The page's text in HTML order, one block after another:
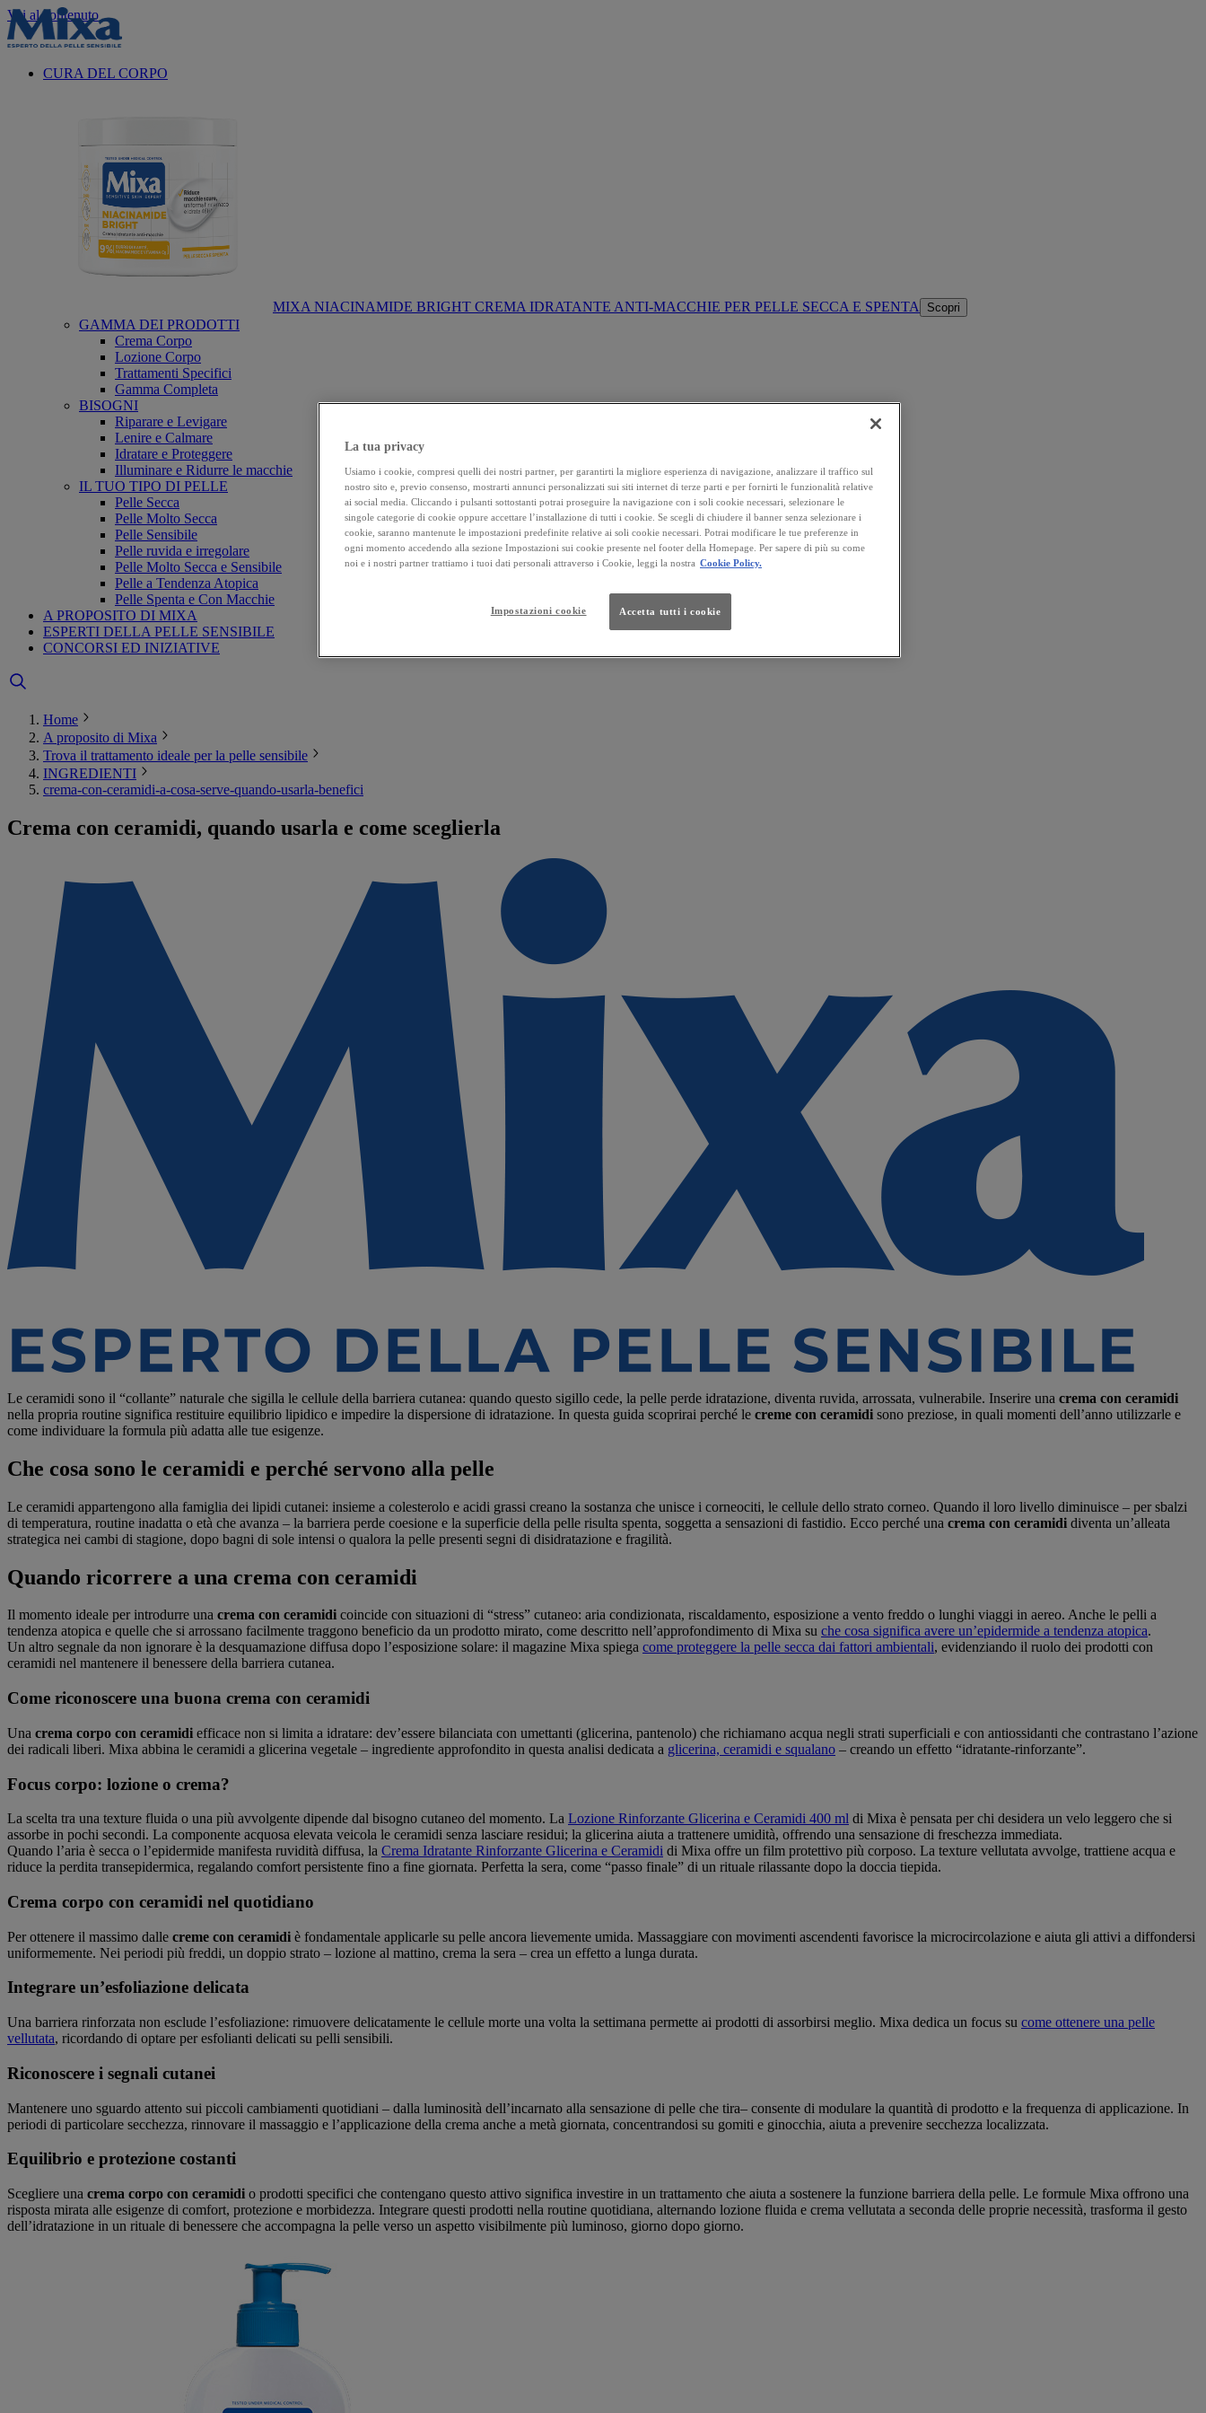
Vai al contenuto
CURA DEL CORPO
MIXA NIACINAMIDE BRIGHT CREMA IDRATANTE ANTI-MACCHIE PER PELLE SECCA E SPENTA Scopri
GAMMA DEI PRODOTTI
Crema Corpo
Lozione Corpo
Trattamenti Specifici
Gamma Completa
BISOGNI
Riparare e Levigare
Lenire e Calmare
Idratare e Proteggere
Illuminare e Ridurre le macchie
IL TUO TIPO DI PELLE
Pelle Secca
Pelle Molto Secca
Pelle Sensibile
Pelle ruvida e irregolare
Pelle Molto Secca e Sensibile
Pelle a Tendenza Atopica
Pelle Spenta e Con Macchie
A PROPOSITO DI MIXA
ESPERTI DELLA PELLE SENSIBILE
CONCORSI ED INIZIATIVE
Home
A proposito di Mixa
Trova il trattamento ideale per la pelle sensibile
INGREDIENTI
crema-con-ceramidi-a-cosa-serve-quando-usarla-benefici
Crema con ceramidi, quando usarla e come sceglierla
Le ceramidi sono il “collante” naturale che sigilla le cellule della barriera cutanea: quando questo sigillo cede, la pelle perde idratazione, diventa ruvida, arrossata, vulnerabile. Inserire una crema con ceramidi
nella propria routine significa restituire equilibrio lipidico e impedire la dispersione di idratazione. In questa guida scoprirai perché le creme con ceramidi sono preziose, in quali momenti dell’anno utilizzarle e
come individuare la formula più adatta alle tue esigenze.
Che cosa sono le ceramidi e perché servono alla pelle
Le ceramidi appartengono alla famiglia dei lipidi cutanei: insieme a colesterolo e acidi grassi creano la sostanza che unisce i corneociti, le cellule dello strato corneo. Quando il loro livello diminuisce – per sbalzi
di temperatura, routine inadatta o età che avanza – la barriera perde coesione e la superficie della pelle risulta spenta, soggetta a sensazioni di fastidio. Ecco perché una crema con ceramidi diventa un’alleata
strategica nei cambi di stagione, dopo bagni di sole intensi o qualora la pelle presenti segni di disidratazione e fragilità.
Quando ricorrere a una crema con ceramidi
Il momento ideale per introdurre una crema con ceramidi coincide con situazioni di “stress” cutaneo: aria condizionata, riscaldamento, esposizione a vento freddo o lunghi viaggi in aereo. Anche le pelli a
tendenza atopica e quelle che si arrossano facilmente traggono beneficio da un prodotto mirato, come descritto nell’approfondimento di Mixa su che cosa significa avere un’epidermide a tendenza atopica.
Un altro segnale da non ignorare è la desquamazione diffusa dopo l’esposizione solare: il magazine Mixa spiega come proteggere la pelle secca dai fattori ambientali, evidenziando il ruolo dei prodotti con
ceramidi nel mantenere il benessere della barriera cutanea.
Come riconoscere una buona crema con ceramidi
Una crema corpo con ceramidi efficace non si limita a idratare: dev’essere bilanciata con umettanti (glicerina, pantenolo) che richiamano acqua negli strati superficiali e con antiossidanti che contrastano l’azione
dei radicali liberi. Mixa abbina le ceramidi a glicerina vegetale – ingrediente approfondito in questa analisi dedicata a glicerina, ceramidi e squalano – creando un effetto “idratante-rinforzante”.
Focus corpo: lozione o crema?
La scelta tra una texture fluida o una più avvolgente dipende dal bisogno cutaneo del momento. La Lozione Rinforzante Glicerina e Ceramidi 400 ml di Mixa è pensata per chi desidera un velo leggero che si
assorbe in pochi secondi. La componente acquosa elevata veicola le ceramidi senza lasciare residui; la glicerina aiuta a trattenere umidità, offrendo una sensazione di freschezza immediata.
Quando l’aria è secca o l’epidermide manifesta ruvidità diffusa, la Crema Idratante Rinforzante Glicerina e Ceramidi di Mixa offre un film protettivo più corposo. La texture vellutata avvolge, trattiene acqua e
riduce la perdita transepidermica, regalando comfort persistente fino a fine giornata. Perfetta la sera, come “passo finale” di un rituale rilassante dopo la doccia tiepida.
Crema corpo con ceramidi nel quotidiano
Per ottenere il massimo dalle creme con ceramidi è fondamentale applicarle su pelle ancora lievemente umida. Massaggiare con movimenti ascendenti favorisce la microcircolazione e aiuta gli attivi a diffondersi
uniformemente. Nei periodi più freddi, un doppio strato – lozione al mattino, crema la sera – crea un effetto a lunga durata.
Integrare un’esfoliazione delicata
Una barriera rinforzata non esclude l’esfoliazione: rimuovere delicatamente le cellule morte una volta la settimana permette ai prodotti di assorbirsi meglio. Mixa dedica un focus su come ottenere una pelle
vellutata, ricordando di optare per esfolianti delicati su pelli sensibili.
Riconoscere i segnali cutanei
Mantenere uno sguardo attento sui piccoli cambiamenti quotidiani – dalla luminosità dell’incarnato alla sensazione di pelle che tira– consente di modulare la quantità di prodotto e la frequenza di applicazione. In
periodi di particolare secchezza, rinnovare il massaggio e l’applicazione della crema anche a metà giornata, concentrandosi su gomiti e ginocchia, aiuta a prevenire secchezza localizzata.
Equilibrio e protezione costanti
Scegliere una crema corpo con ceramidi o prodotti specifici che contengano questo attivo significa investire in un trattamento che aiuta a sostenere la funzione barriera della pelle. Le formule Mixa offrono una
risposta mirata alle esigenze di comfort, protezione e morbidezza. Integrare questi prodotti nella routine quotidiana, alternando lozione fluida e crema vellutata a seconda delle proprie necessità, trasforma il gesto
dell’idratazione in un rituale di benessere che accompagna la pelle verso un aspetto visibilmente più luminoso, giorno dopo giorno.
La tua privacy
Usiamo i cookie, compresi quelli dei nostri partner, per garantirti la migliore esperienza di navigazione, analizzare il traffico sul
nostro sito e, previo consenso, mostrarti annunci personalizzati sui siti internet di terze parti e per fornirti le funzionalità relative
ai social media. Cliccando i pulsanti sottostanti potrai proseguire la navigazione con i soli cookie necessari, selezionare le
singole categorie di cookie oppure accettare l’installazione di tutti i cookie. Se scegli di chiudere il banner senza selezionare i
cookie, saranno mantenute le impostazioni predefinite relative ai soli cookie necessari. Potrai modificare le tue preferenze in
ogni momento accedendo alla sezione Impostazioni sui cookie presente nel footer della Homepage. Per sapere di più su come
noi e i nostri partner trattiamo i tuoi dati personali attraverso i Cookie, leggi la nostra Cookie Policy.
Impostazioni cookie Accetta tutti i cookie